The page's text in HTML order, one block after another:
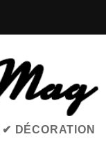
DÉCORATION